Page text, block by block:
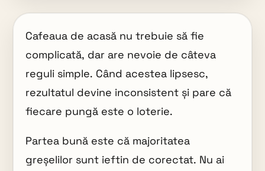
Cafeaua de acasă nu trebuie să fie
complicată, dar are nevoie de câteva
reguli simple. Când acestea lipsesc,
rezultatul devine inconsistent și pare că
fiecare pungă este o loterie.
Partea bună este că majoritatea
greșelilor sunt ieftin de corectat. Nu ai